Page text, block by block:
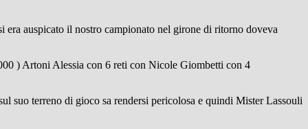
era auspicato il nostro campionato nel girone di ritorno doveva
) Artoni Alessia con 6 reti con Nicole Giombetti con 4
suo terreno di gioco sa rendersi pericolosa e quindi Mister Lassouli